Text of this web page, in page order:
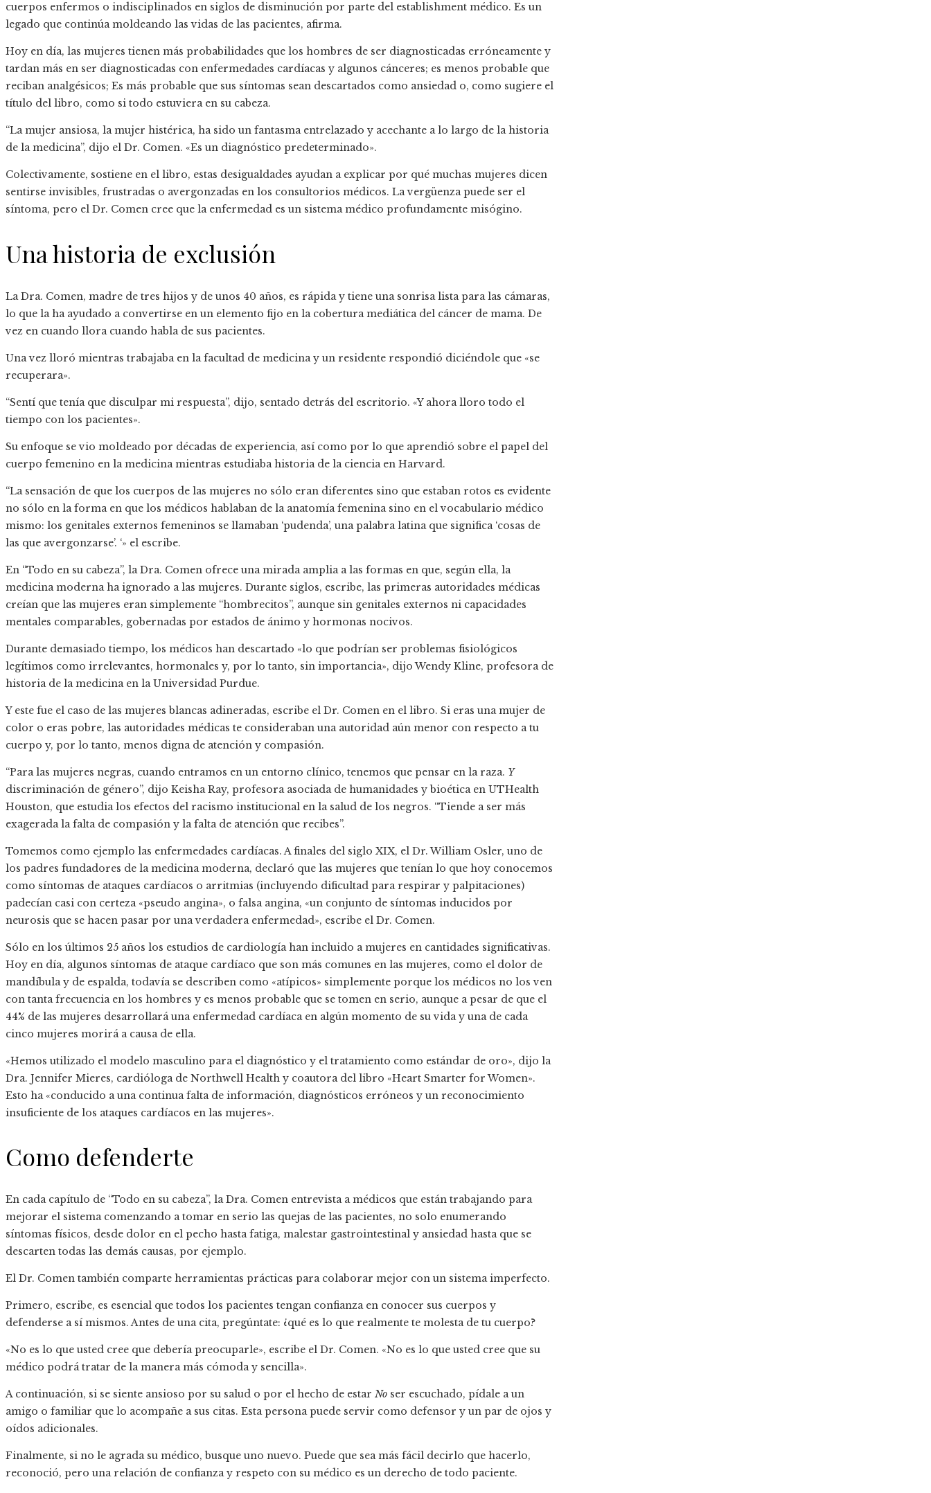
cuerpos enfermos o indisciplinados en siglos de disminución por parte del establishment médico. Es un
legado que continúa moldeando las vidas de las pacientes, afirma.
Hoy en día, las mujeres tienen más probabilidades que los hombres de ser diagnosticadas erróneamente y
tardan más en ser diagnosticadas con enfermedades cardíacas y algunos cánceres; es menos probable que
reciban analgésicos; Es más probable que sus síntomas sean descartados como ansiedad o, como sugiere el
título del libro, como si todo estuviera en su cabeza.
“La mujer ansiosa, la mujer histérica, ha sido un fantasma entrelazado y acechante a lo largo de la historia
de la medicina”, dijo el Dr. Comen. «Es un diagnóstico predeterminado».
Colectivamente, sostiene en el libro, estas desigualdades ayudan a explicar por qué muchas mujeres dicen
sentirse invisibles, frustradas o avergonzadas en los consultorios médicos. La vergüenza puede ser el
síntoma, pero el Dr. Comen cree que la enfermedad es un sistema médico profundamente misógino.
Una historia de exclusión
La Dra. Comen, madre de tres hijos y de unos 40 años, es rápida y tiene una sonrisa lista para las cámaras,
lo que la ha ayudado a convertirse en un elemento fijo en la cobertura mediática del cáncer de mama. De
vez en cuando llora cuando habla de sus pacientes.
Una vez lloró mientras trabajaba en la facultad de medicina y un residente respondió diciéndole que «se
recuperara».
“Sentí que tenía que disculpar mi respuesta”, dijo, sentado detrás del escritorio. «Y ahora lloro todo el
tiempo con los pacientes».
Su enfoque se vio moldeado por décadas de experiencia, así como por lo que aprendió sobre el papel del
cuerpo femenino en la medicina mientras estudiaba historia de la ciencia en Harvard.
“La sensación de que los cuerpos de las mujeres no sólo eran diferentes sino que estaban rotos es evidente
no sólo en la forma en que los médicos hablaban de la anatomía femenina sino en el vocabulario médico
mismo: los genitales externos femeninos se llamaban ‘pudenda’, una palabra latina que significa ‘cosas de
las que avergonzarse’. ‘» el escribe.
En “Todo en su cabeza”, la Dra. Comen ofrece una mirada amplia a las formas en que, según ella, la
medicina moderna ha ignorado a las mujeres. Durante siglos, escribe, las primeras autoridades médicas
creían que las mujeres eran simplemente “hombrecitos”, aunque sin genitales externos ni capacidades
mentales comparables, gobernadas por estados de ánimo y hormonas nocivos.
Durante demasiado tiempo, los médicos han descartado «lo que podrían ser problemas fisiológicos
legítimos como irrelevantes, hormonales y, por lo tanto, sin importancia», dijo Wendy Kline, profesora de
historia de la medicina en la Universidad Purdue.
Y este fue el caso de las mujeres blancas adineradas, escribe el Dr. Comen en el libro. Si eras una mujer de
color o eras pobre, las autoridades médicas te consideraban una autoridad aún menor con respecto a tu
cuerpo y, por lo tanto, menos digna de atención y compasión.
“Para las mujeres negras, cuando entramos en un entorno clínico, tenemos que pensar en la raza. Y
discriminación de género”, dijo Keisha Ray, profesora asociada de humanidades y bioética en UTHealth
Houston, que estudia los efectos del racismo institucional en la salud de los negros. “Tiende a ser más
exagerada la falta de compasión y la falta de atención que recibes”.
Tomemos como ejemplo las enfermedades cardíacas. A finales del siglo XIX, el Dr. William Osler, uno de
los padres fundadores de la medicina moderna, declaró que las mujeres que tenían lo que hoy conocemos
como síntomas de ataques cardíacos o arritmias (incluyendo dificultad para respirar y palpitaciones)
padecían casi con certeza «pseudo angina», o falsa angina, «un conjunto de síntomas inducidos por
neurosis que se hacen pasar por una verdadera enfermedad», escribe el Dr. Comen.
Sólo en los últimos 25 años los estudios de cardiología han incluido a mujeres en cantidades significativas.
Hoy en día, algunos síntomas de ataque cardíaco que son más comunes en las mujeres, como el dolor de
mandíbula y de espalda, todavía se describen como «atípicos» simplemente porque los médicos no los ven
con tanta frecuencia en los hombres y es menos probable que se tomen en serio, aunque a pesar de que el
44% de las mujeres desarrollará una enfermedad cardíaca en algún momento de su vida y una de cada
cinco mujeres morirá a causa de ella.
«Hemos utilizado el modelo masculino para el diagnóstico y el tratamiento como estándar de oro», dijo la
Dra. Jennifer Mieres, cardióloga de Northwell Health y coautora del libro «Heart Smarter for Women».
Esto ha «conducido a una continua falta de información, diagnósticos erróneos y un reconocimiento
insuficiente de los ataques cardíacos en las mujeres».
Como defenderte
En cada capítulo de “Todo en su cabeza”, la Dra. Comen entrevista a médicos que están trabajando para
mejorar el sistema comenzando a tomar en serio las quejas de las pacientes, no solo enumerando
síntomas físicos, desde dolor en el pecho hasta fatiga, malestar gastrointestinal y ansiedad hasta que se
descarten todas las demás causas, por ejemplo.
El Dr. Comen también comparte herramientas prácticas para colaborar mejor con un sistema imperfecto.
Primero, escribe, es esencial que todos los pacientes tengan confianza en conocer sus cuerpos y
defenderse a sí mismos. Antes de una cita, pregúntate: ¿qué es lo que realmente te molesta de tu cuerpo?
«No es lo que usted cree que debería preocuparle», escribe el Dr. Comen. «No es lo que usted cree que su
médico podrá tratar de la manera más cómoda y sencilla».
A continuación, si se siente ansioso por su salud o por el hecho de estar No ser escuchado, pídale a un
amigo o familiar que lo acompañe a sus citas. Esta persona puede servir como defensor y un par de ojos y
oídos adicionales.
Finalmente, si no le agrada su médico, busque uno nuevo. Puede que sea más fácil decirlo que hacerlo,
reconoció, pero una relación de confianza y respeto con su médico es un derecho de todo paciente.